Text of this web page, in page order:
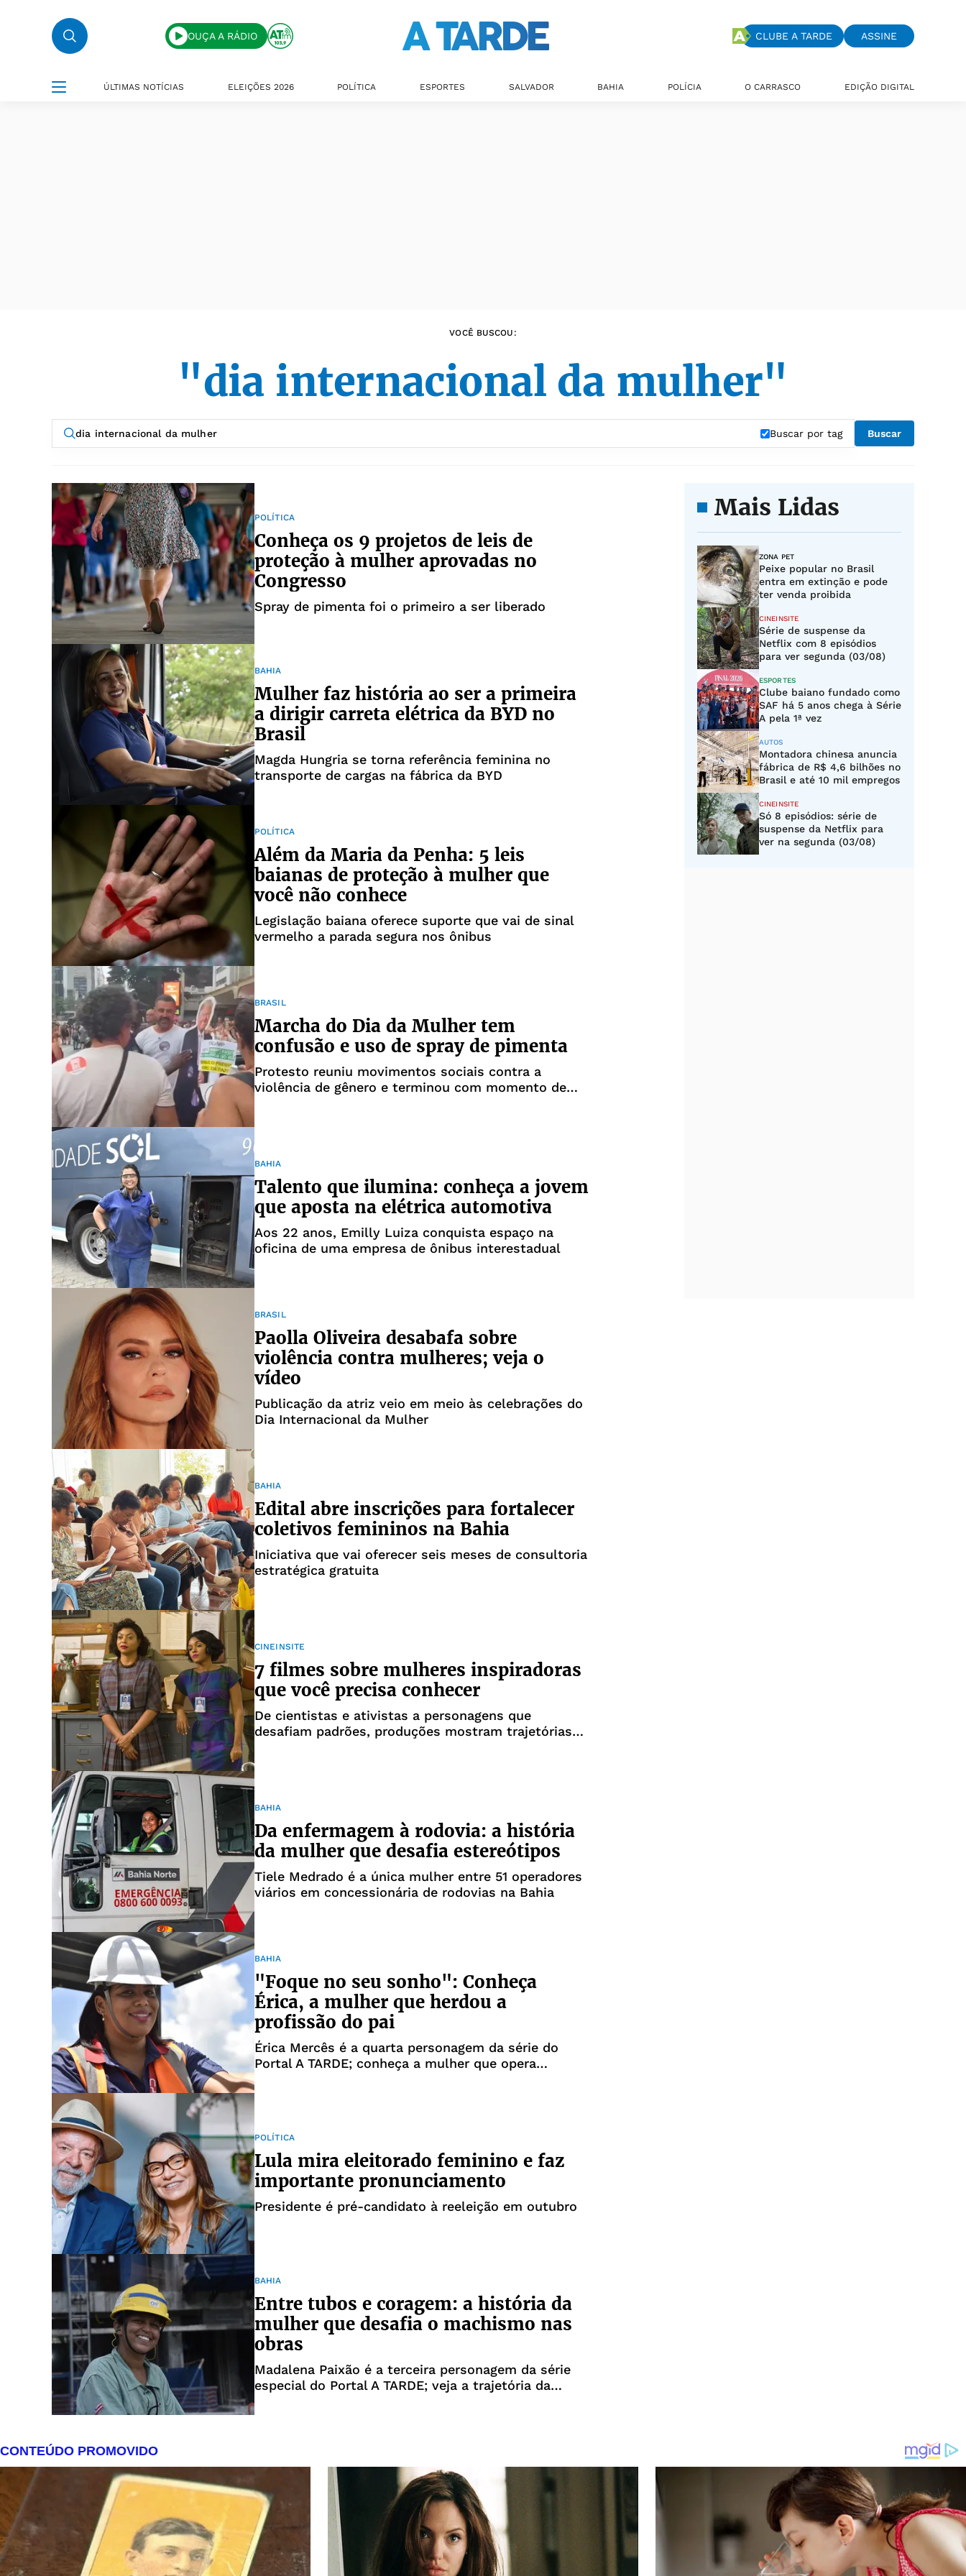
OUÇA A RÁDIO CLUBE A TARDE ASSINE
ÚLTIMAS NOTÍCIAS ELEIÇÕES 2026 POLÍTICA ESPORTES SALVADOR BAHIA POLÍCIA O CARRASCO EDIÇÃO DIGITAL
VOCÊ BUSCOU:
"dia internacional da mulher"
Buscar por tag Buscar
POLÍTICA
Conheça os 9 projetos de leis de
proteção à mulher aprovadas no
Congresso
Spray de pimenta foi o primeiro a ser liberado
BAHIA
Mulher faz história ao ser a primeira
a dirigir carreta elétrica da BYD no
Brasil
Magda Hungria se torna referência feminina no
transporte de cargas na fábrica da BYD
POLÍTICA
Além da Maria da Penha: 5 leis
baianas de proteção à mulher que
você não conhece
Legislação baiana oferece suporte que vai de sinal
vermelho a parada segura nos ônibus
BRASIL
Marcha do Dia da Mulher tem
confusão e uso de spray de pimenta
Protesto reuniu movimentos sociais contra a
violência de gênero e terminou com momento de
BAHIA
Talento que ilumina: conheça a jovem
que aposta na elétrica automotiva
Aos 22 anos, Emilly Luiza conquista espaço na
oficina de uma empresa de ônibus interestadual
BRASIL
Paolla Oliveira desabafa sobre
violência contra mulheres; veja o
vídeo
Publicação da atriz veio em meio às celebrações do
Dia Internacional da Mulher
BAHIA
Edital abre inscrições para fortalecer
coletivos femininos na Bahia
Iniciativa que vai oferecer seis meses de consultoria
estratégica gratuita
CINEINSITE
7 filmes sobre mulheres inspiradoras
que você precisa conhecer
De cientistas e ativistas a personagens que
desafiam padrões, produções mostram trajetórias
BAHIA
Da enfermagem à rodovia: a história
da mulher que desafia estereótipos
Tiele Medrado é a única mulher entre 51 operadores
viários em concessionária de rodovias na Bahia
BAHIA
"Foque no seu sonho": Conheça
Érica, a mulher que herdou a
profissão do pai
Érica Mercês é a quarta personagem da série do
Portal A TARDE; conheça a mulher que opera
POLÍTICA
Lula mira eleitorado feminino e faz
importante pronunciamento
Presidente é pré-candidato à reeleição em outubro
BAHIA
Entre tubos e coragem: a história da
mulher que desafia o machismo nas
obras
Madalena Paixão é a terceira personagem da série
especial do Portal A TARDE; veja a trajetória da
Mais Lidas
ZONA PET
Peixe popular no Brasil
entra em extinção e pode
ter venda proibida
CINEINSITE
Série de suspense da
Netflix com 8 episódios
para ver segunda (03/08)
ESPORTES
Clube baiano fundado como
SAF há 5 anos chega à Série
A pela 1ª vez
AUTOS
Montadora chinesa anuncia
fábrica de R$ 4,6 bilhões no
Brasil e até 10 mil empregos
CINEINSITE
Só 8 episódios: série de
suspense da Netflix para
ver na segunda (03/08)